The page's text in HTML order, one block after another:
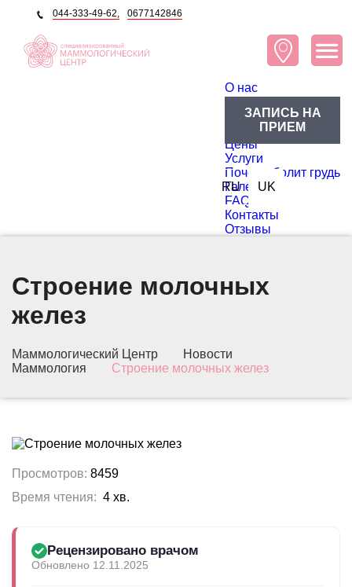
044-333-49-62, 0677142846
O нас
Блог
Доктора
Цены
Услуги
Почему болит грудь
Галерея
FAQ
Контакты
Отзывы
RU UK
ЗАПИСЬ НА
ПРИЕМ
Строение молочных
желез
Маммологический Центр
Новости
Маммология
Строение молочных желез
Просмотров: 8459
Время чтения: 4 хв.
Рецензировано врачом
Обновлено 12.11.2025